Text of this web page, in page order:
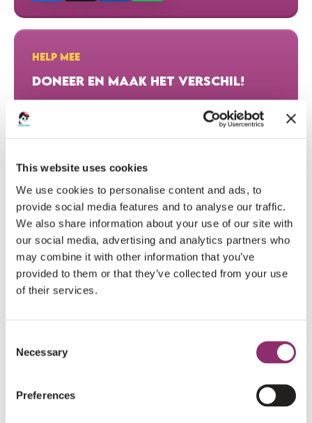
This website uses cookies
We use cookies to personalise content and ads, to
provide social media features and to analyse our traffic.
We also share information about your use of our site with
our social media, advertising and analytics partners who
may combine it with other information that you’ve
provided to them or that they’ve collected from your use
of their services.
Selection
Necessary
Preferences
HELP MEE
DONEER EN MAAK HET VERSCHIL!
HARTELIJK DANK AAN ONZE DONATEURS
MARCEL VERMEER €20
€20